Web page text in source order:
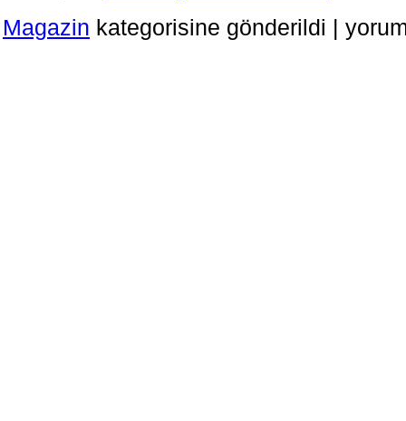
Magazin kategorisine gönderildi | Babil
Dizisi,